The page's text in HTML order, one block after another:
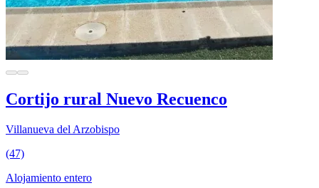
Cortijo rural Nuevo Recuenco
Villanueva del Arzobispo
(47)
Alojamiento entero